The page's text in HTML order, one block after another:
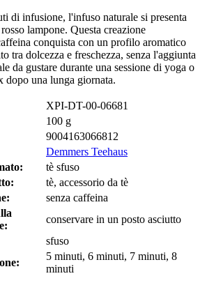
di infusione, l'infuso naturale si presenta
lampone. Questa creazione
conquista con un profilo aromatico
tra dolcezza e freschezza, senza l'aggiunta
da gustare durante una sessione di yoga o
dopo una lunga giornata.
XPI-DT-00-06681
100 g
9004163066812
Demmers Teehaus
tè sfuso
tè, accessorio da tè
senza caffeina
conservare in un posto asciutto
sfuso
5 minuti, 6 minuti, 7 minuti, 8
minuti